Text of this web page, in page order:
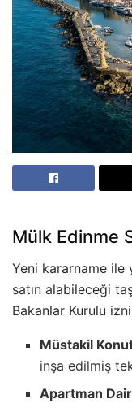
Mülk Edinme
Yeni kararname ile
satın alabileceği
Bakanlar Kurulu
Müstakil
inşa edilmiş
Apartman